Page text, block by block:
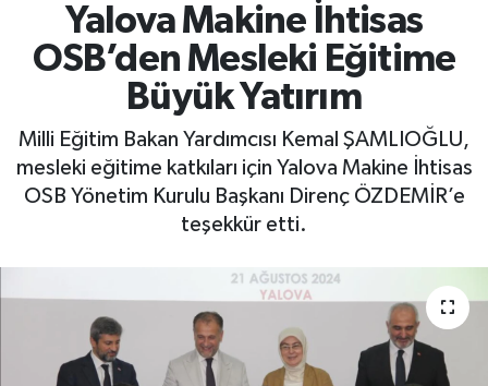
Yalova Makine İhtisas
OSB’den Mesleki Eğitime
Büyük Yatırım
Milli Eğitim Bakan Yardımcısı Kemal ŞAMLIOĞLU,
mesleki eğitime katkıları için Yalova Makine İhtisas
OSB Yönetim Kurulu Başkanı Direnç ÖZDEMİR’e
teşekkür etti.
Trafik Durumu
Süper Lig Puan Durumu ve Fikstür
Tüm Manşetler
Son Dakika Haberleri